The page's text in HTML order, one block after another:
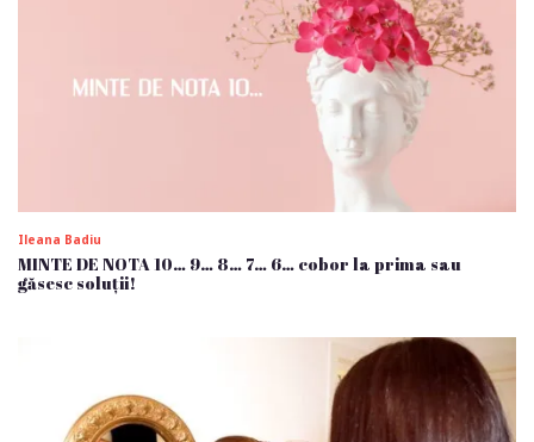
Ileana Badiu
MINTE DE NOTA 10… 9… 8… 7… 6… cobor la prima sau
găsesc soluții!